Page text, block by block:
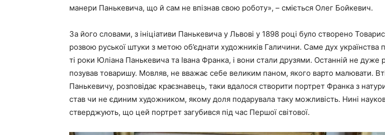
манери Панькевича, що й сам не впізнав свою роботу», – сміється Олег Бойкевич.
За його словами, з ініціативи Панькевича у Львові у 1898 році було створено
розвою руської штуки з метою об’єднати художників Галичини. Саме дух українства
ті роки Юліана Панькевича та Івана Франка, і вони стали друзями. Останній не дуже
позував товаришу. Мовляв, не вважає себе великим паном, якого варто малювати.
Панькевичу, розповідає краєзнавець, таки вдалося створити портрет Франка з натури
став чи не єдиним художником, якому доля подарувала таку можливість. Нині
стверджують, що цей портрет загубився під час Першої світової.